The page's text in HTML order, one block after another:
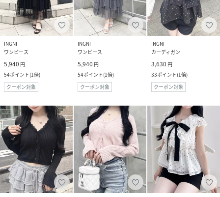
INGNI
ワンピース
5,940 円
54ポイント(1倍)
クーポン対象
INGNI
ワンピース
5,940 円
54ポイント(1倍)
クーポン対象
INGNI
カーディガン
3,630 円
33ポイント(1倍)
クーポン対象